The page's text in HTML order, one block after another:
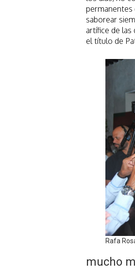
permanentes
saborear
artífice de las
el título de
Rafa
mucho